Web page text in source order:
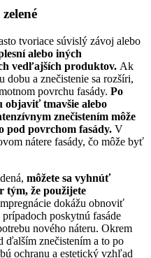
tvoriace súvislý závoj alebo
alebo iných
vedľajších produktov. Ak
dobu a znečistenie sa rozšíri,
povrchu fasády. Po
objaviť tmavšie alebo
znečistením môže
pod povrchom fasády. V
nátere fasády, čo môže byť
môžete sa vyhnúť
tým, že použijete
dokážu obnoviť
poskytnú fasáde
nového náteru. Okrem
ďalším znečistením a to po
ochranu a estetický vzhľad